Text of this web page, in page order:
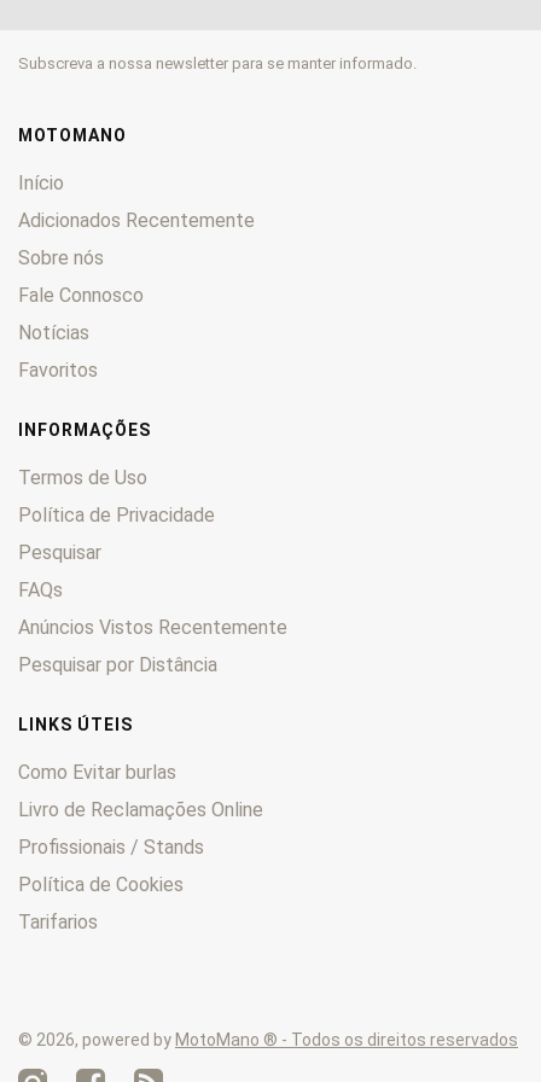
Florida 0
Griso 0
GTV 0
Lario
Le Mans
Lodola
Mille
Norge 0
Nuovo 0
Quota 0
SP 0
Stelvio 0
Stornello 0
Targa 0
V7 0
V85 0
Zigolo 0
Subscreva a nossa newsletter para se manter informado.
MOTOMANO
Início
Adicionados Recentemente
Sobre nós
Fale Connosco
Notícias
Favoritos
INFORMAÇÕES
Termos de Uso
Política de Privacidade
Pesquisar
FAQs
Anúncios Vistos Recentemente
Pesquisar por Distância
LINKS ÚTEIS
Como Evitar burlas
Livro de Reclamações Online
Profissionais / Stands
Política de Cookies
Tarifarios
© 2026, powered by MotoMano ® - Todos os direitos reservados